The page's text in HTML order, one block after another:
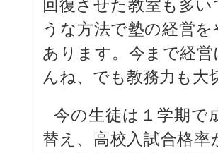
回復させた教室も多
うな方法で塾の経営
あります。今まで経
んね、でも教務力も大
今の生徒は１学期で
替え、高校入試合格